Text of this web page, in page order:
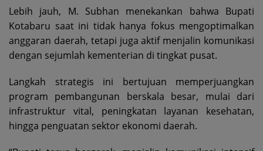
Lebih jauh, M. Subhan menekankan bahwa Bupati
Kotabaru saat ini tidak hanya fokus mengoptimalkan
anggaran daerah, tetapi juga aktif menjalin komunikasi
dengan sejumlah kementerian di tingkat pusat.
Langkah strategis ini bertujuan memperjuangkan
program pembangunan berskala besar, mulai dari
infrastruktur vital, peningkatan layanan kesehatan,
hingga penguatan sektor ekonomi daerah.